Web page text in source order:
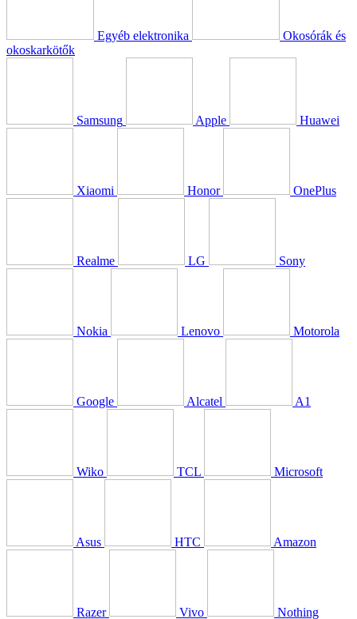
Egyéb elektronika
Okosórák és
okoskarkötők
Samsung Apple Huawei
Xiaomi Honor OnePlus
Realme LG Sony
Nokia Lenovo Motorola
Google Alcatel A1
Wiko TCL Microsoft
Asus HTC Amazon
Razer Vivo Nothing